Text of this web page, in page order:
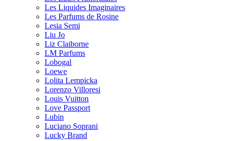
Les Liquides Imaginaires
Les Parfums de Rosine
Lesia Semi
Liu Jo
Liz Claiborne
LM Parfums
Lobogal
Loewe
Lolita Lempicka
Lorenzo Villoresi
Louis Vuitton
Love Passport
Lubin
Luciano Soprani
Lucky Brand